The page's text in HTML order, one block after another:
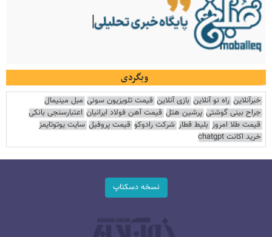
وبگردی
خبرآنلاین راه نو آنلاین بازی آنلاین قیمت تلویزیون سونی مبل مینیمال
جراح بینی گوشتی پرشین هتل قیمت آهن فولاد ایرانیان اعتبارسنجی بانکی
قیمت طلا امروز بلیط قطار شرکت رادوکو قیمت پروفیل سایت یوتوتایمز
خرید اکانت chatgpt
نسخه دسکتاپ